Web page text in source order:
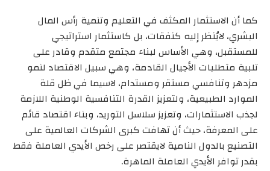
كما أن الاستثمار المكثف في التعليم وتنمية رأس المال
البشري، لايُنظر إليه كنفقات، بل كاستثمار استراتيجي
للمستقبل، وهي الأساس لبناء مجتمع متقدم وقادر على
تلبية متطلبات الأجيال القادمة، وهي سبيل الاقتصاد لنمو
مزدهر وتنافسي مستقر ومستدام، لاسيما في ظل قلة
الموارد الطبيعية، ولتعزيز القدرة التنافسية الوطنية اللازمة
لجذب الاستثمارات، وتعزيز سلاسل التوريد، وبناء اقتصاد قائم
على المعرفة، حيث أن تهافت كبرى الشركات العالمية على
التصنيع بالدول النامية لايقتصر على رخص الأيدي العاملة فقط
بقدر توافر الأيدي العاملة الماهرة.